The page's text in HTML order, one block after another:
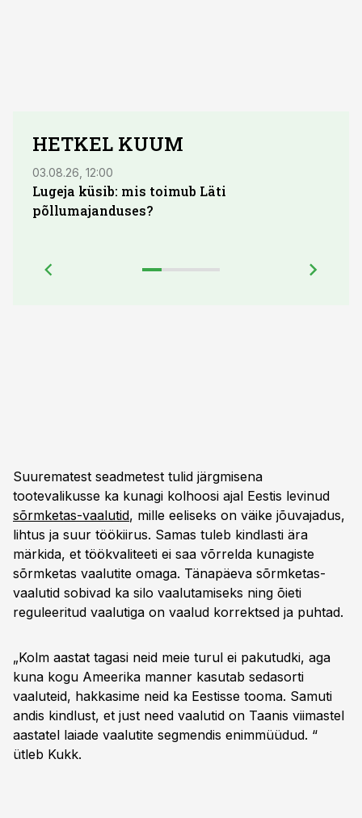
HETKEL KUUM
03.08.26, 12:00
Lugeja küsib: mis toimub Läti
põllumajanduses?
Suurematest seadmetest tulid järgmisena
tootevalikusse ka kunagi kolhoosi ajal Eestis levinud
sõrmketas-vaalutid, mille eeliseks on väike jõuvajadus,
lihtus ja suur töökiirus. Samas tuleb kindlasti ära
märkida, et töökvaliteeti ei saa võrrelda kunagiste
sõrmketas vaalutite omaga. Tänapäeva sõrmketas-
vaalutid sobivad ka silo vaalutamiseks ning õieti
reguleeritud vaalutiga on vaalud korrektsed ja puhtad.
„Kolm aastat tagasi neid meie turul ei pakutudki, aga
kuna kogu Ameerika manner kasutab sedasorti
vaaluteid, hakkasime neid ka Eestisse tooma. Samuti
andis kindlust, et just need vaalutid on Taanis viimastel
aastatel laiade vaalutite segmendis enimmüüdud. “
ütleb Kukk.